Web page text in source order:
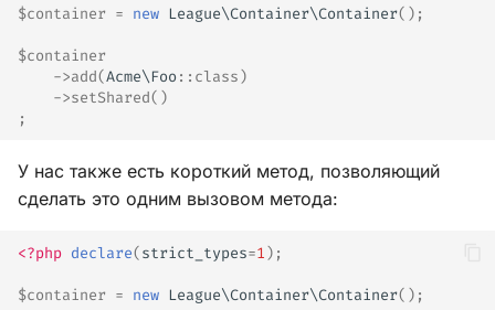
$container = new League\Container\Container();
$container
->add(Acme\Foo:: class)
->setShared()
;
У нас также есть короткий метод, позволяющий
сделать это одним вызовом метода:
<?php declare(strict_types=1);
$container = new League\Container\Container();